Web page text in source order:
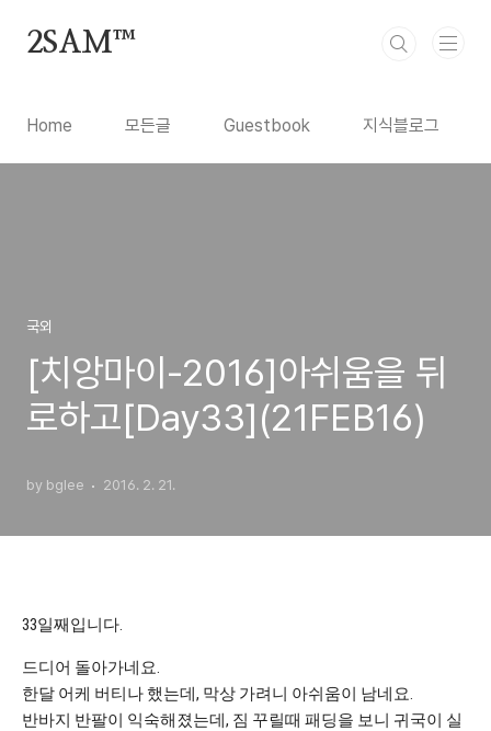
2SAM™
Home 모든글 Guestbook 지식블로그
국외
[치앙마이-2016]아쉬움을 뒤
로하고[Day33](21FEB16)
by bglee 2016. 2. 21.
33일째입니다.
드디어 돌아가네요.
한달 어케 버티나 했는데, 막상 가려니 아쉬움이 남네요.
반바지 반팔이 익숙해졌는데, 짐 꾸릴때 패딩을 보니 귀국이 실